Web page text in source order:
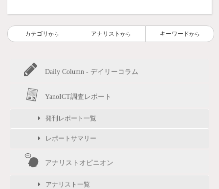
カテゴリ から アナリスト から キーワードから
Daily Column - デイリーコラム
YanoICT調査レポート
発刊レポート一覧
レポートサマリー
アナリストオピニオン
アナリスト一覧